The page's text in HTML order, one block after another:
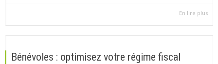
En lire plus
Bénévoles : optimisez votre régime fiscal